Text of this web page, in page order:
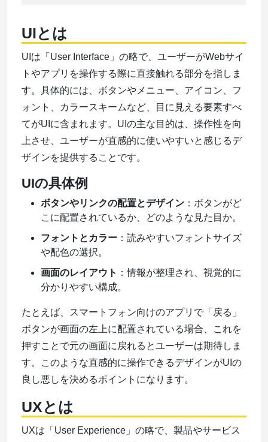
UIとは
UIは「User Interface」の略で、ユーザーがWebサイ
トやアプリを操作する際に直接触れる部分を指しま
す。具体的には、ボタンやメニュー、アイコン、フ
ォント、カラースキームなど、目に見える要素すべ
てがUIに含まれます。UIの主な目的は、操作性を向
上させ、ユーザーが直感的に使いやすいと感じるデ
ザインを提供することです。
UIの具体例
ボタンやリンクの配置とデザイン ：ボタンがど
こに配置されているか、どのような見た目か。
フォントとカラー ：読みやすいフォントサイズ
や配色の選択。
画面のレイアウト ：情報が整理され、視覚的に
分かりやすい構成。
たとえば、スマートフォン向けのアプリで「戻る」
ボタンが画面の左上に配置されている場合、これを
押すことで元の画面に戻れるとユーザーは期待しま
す。このような直感的に操作できるデザインがUIの
良し悪しを決めるポイントになります。
UXとは
UXは「User Experience」の略で、製品やサービス